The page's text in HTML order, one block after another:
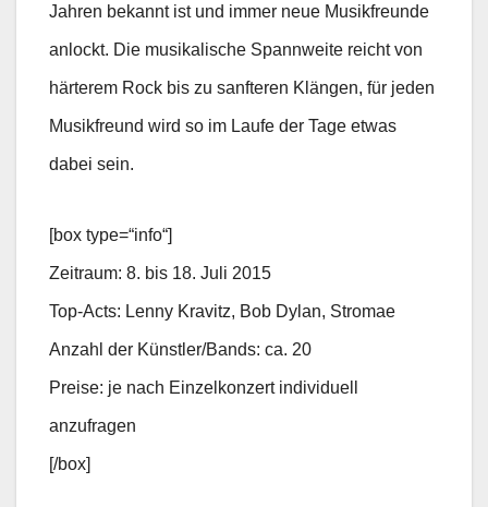
Jahren bekannt ist und immer neue Musikfreunde
anlockt. Die musikalische Spannweite reicht von
härterem Rock bis zu sanfteren Klängen, für jeden
Musikfreund wird so im Laufe der Tage etwas
dabei sein.
[box type=“info“]
Zeitraum: 8. bis 18. Juli 2015
Top-Acts: Lenny Kravitz, Bob Dylan, Stromae
Anzahl der Künstler/Bands: ca. 20
Preise: je nach Einzelkonzert individuell
anzufragen
[/box]